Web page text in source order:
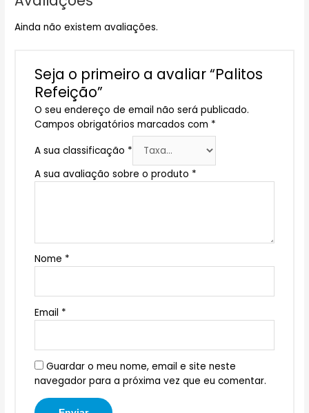
Ainda não existem avaliações.
Seja o primeiro a avaliar “Palitos
Refeição”
O seu endereço de email não será publicado.
Campos obrigatórios marcados com *
A sua classificação *
A sua avaliação sobre o produto *
Nome *
Email *
Guardar o meu nome, email e site neste
navegador para a próxima vez que eu comentar.